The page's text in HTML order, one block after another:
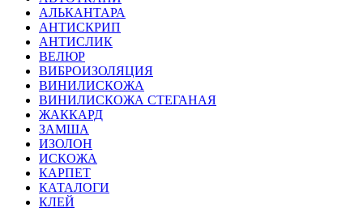
АЛЬКАНТАРА
АНТИСКРИП
АНТИСЛИК
ВЕЛЮР
ВИБРОИЗОЛЯЦИЯ
ВИНИЛИСКОЖА
ВИНИЛИСКОЖА СТЕГАНАЯ
ЖАККАРД
ЗАМША
ИЗОЛОН
ИСКОЖА
КАРПЕТ
КАТАЛОГИ
КЛЕЙ